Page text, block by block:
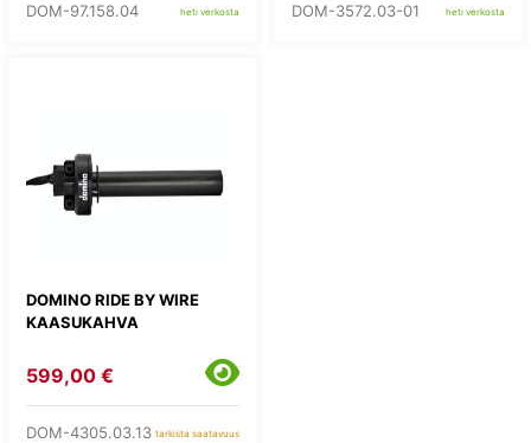
DOM-97.158.04 heti verkosta DOM-3572.03-01 heti verkosta
DOMINO RIDE BY WIRE
KAASUKAHVA
599,00 €
DOM-4305.03.13 tarkista saatavuus